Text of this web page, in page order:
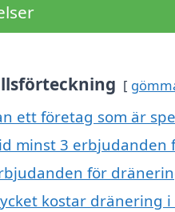
ett företag som är
minst 3 erbjudanden
för
kostar dränering i